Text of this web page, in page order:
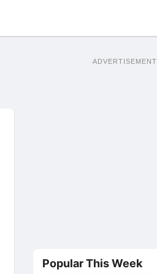
ADVERTISEMENT
Popular This Week